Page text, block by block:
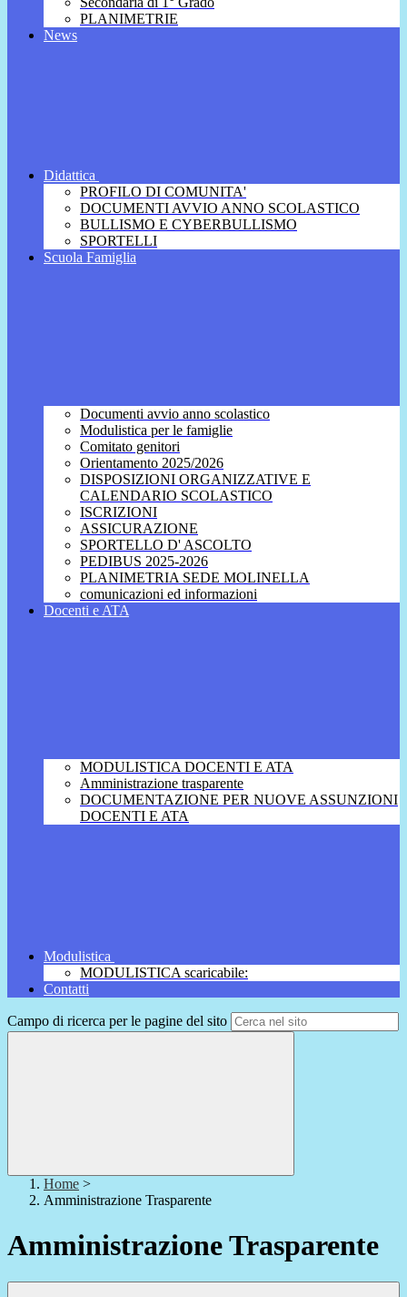
PLANIMETRIE
News
Didattica
PROFILO DI COMUNITA'
DOCUMENTI AVVIO ANNO SCOLASTICO
BULLISMO E CYBERBULLISMO
SPORTELLI
Scuola Famiglia
Documenti avvio anno scolastico
Modulistica per le famiglie
Comitato genitori
Orientamento 2025/2026
DISPOSIZIONI ORGANIZZATIVE E
CALENDARIO SCOLASTICO
ISCRIZIONI
ASSICURAZIONE
SPORTELLO D' ASCOLTO
PEDIBUS 2025-2026
PLANIMETRIA SEDE MOLINELLA
comunicazioni ed informazioni
Docenti e ATA
MODULISTICA DOCENTI E ATA
Amministrazione trasparente
DOCUMENTAZIONE PER NUOVE ASSUNZIONI
DOCENTI E ATA
Modulistica
MODULISTICA scaricabile:
Contatti
Campo di ricerca per le pagine del sito
Home >
Amministrazione Trasparente
Amministrazione Trasparente